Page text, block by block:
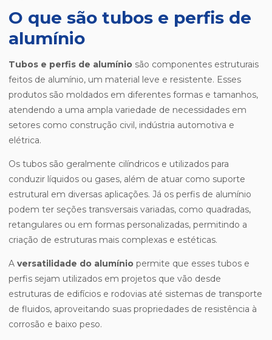
O que são tubos e perfis de
alumínio
Tubos e perfis de alumínio são componentes estruturais
feitos de alumínio, um material leve e resistente. Esses
produtos são moldados em diferentes formas e tamanhos,
atendendo a uma ampla variedade de necessidades em
setores como construção civil, indústria automotiva e
elétrica.
Os tubos são geralmente cilíndricos e utilizados para
conduzir líquidos ou gases, além de atuar como suporte
estrutural em diversas aplicações. Já os perfis de alumínio
podem ter seções transversais variadas, como quadradas,
retangulares ou em formas personalizadas, permitindo a
criação de estruturas mais complexas e estéticas.
A versatilidade do alumínio permite que esses tubos e
perfis sejam utilizados em projetos que vão desde
estruturas de edifícios e rodovias até sistemas de transporte
de fluidos, aproveitando suas propriedades de resistência à
corrosão e baixo peso.